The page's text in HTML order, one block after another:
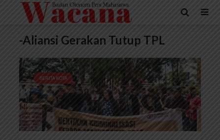
-Aliansi Gerakan Tutup TPL
BERITA KOTA